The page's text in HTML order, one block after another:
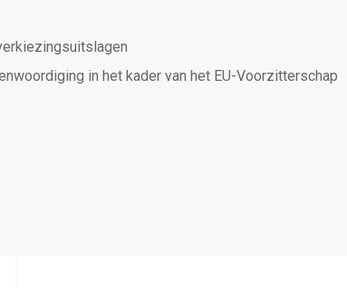
in het kader van het EU-Voorzitterschap